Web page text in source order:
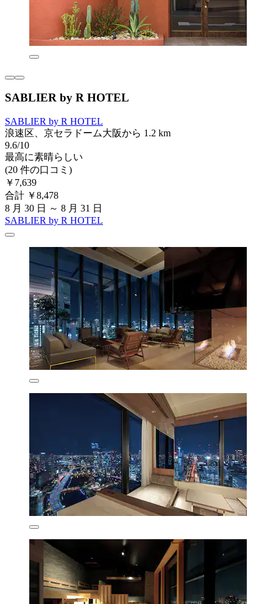
SABLIER by R HOTEL
SABLIER by R HOTEL
浪速区、京セラドーム大阪から 1.2 km
9.6/10
最高に素晴らしい
(20 件の口コミ)
￥7,639
合計 ￥8,478
8 月 30 日 ～ 8 月 31 日
SABLIER by R HOTEL